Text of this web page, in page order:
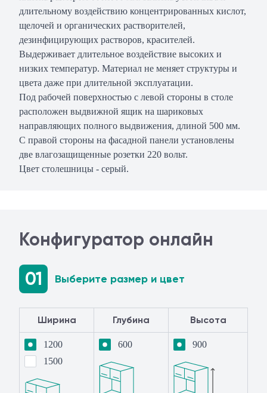
длительному воздействию концентрированных кислот,
щелочей и органических растворителей,
дезинфицирующих растворов, красителей.
Выдерживает длительное воздействие высоких и
низких температур. Материал не меняет структуры и
цвета даже при длительной эксплуатации.
Под рабочей поверхностью с левой стороны в столе
расположен выдвижной ящик на шариковых
направляющих полного выдвижения, длиной 500 мм.
С правой стороны на фасадной панели установлены
две влагозащищенные розетки 220 вольт.
Цвет столешницы - серый.
Конфигуратор онлайн
01 Выберите размер и цвет
Ширина Глубина Высота
1200
1500
600 900